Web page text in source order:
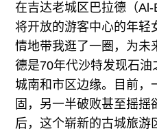
在吉达老城区巴拉德（
将开放的游客中心的年轻
情地带我逛了一圈，为未
德是70年代沙特发现石
城南和市区边缘。目前，
固，另一半破败甚至摇摇
后，这个崭新的古城旅游